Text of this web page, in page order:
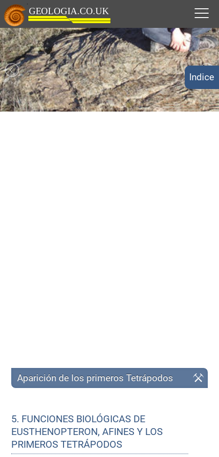
Aparición de los primeros Tetrápodos
5. FUNCIONES BIOLÓGICAS DE
EUSTHENOPTERON, AFINES Y LOS
PRIMEROS TETRÁPODOS
Indice